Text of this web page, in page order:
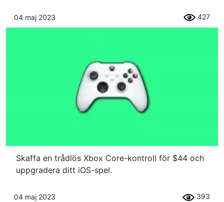
04 maj 2023 427
Skaffa en trådlös Xbox Core-kontroll för $44 och
uppgradera ditt iOS-spel.
04 maj 2023 393